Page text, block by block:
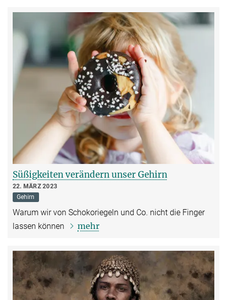
Süßigkeiten verändern unser Gehirn
22. MÄRZ 2023
Gehirn
Warum wir von Schokoriegeln und Co. nicht die Finger
lassen können
mehr